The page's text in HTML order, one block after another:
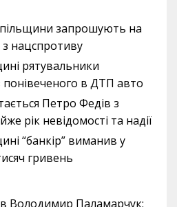
запрошують на
нацспротиву
рятувальники
в ДТП авто
Петро Федів з
рік невідомості та надії
“банкір” виманив у
гривень
Володимир Паламарчук: